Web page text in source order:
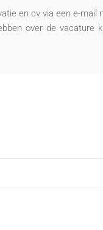
en cv via een e-mail
over de